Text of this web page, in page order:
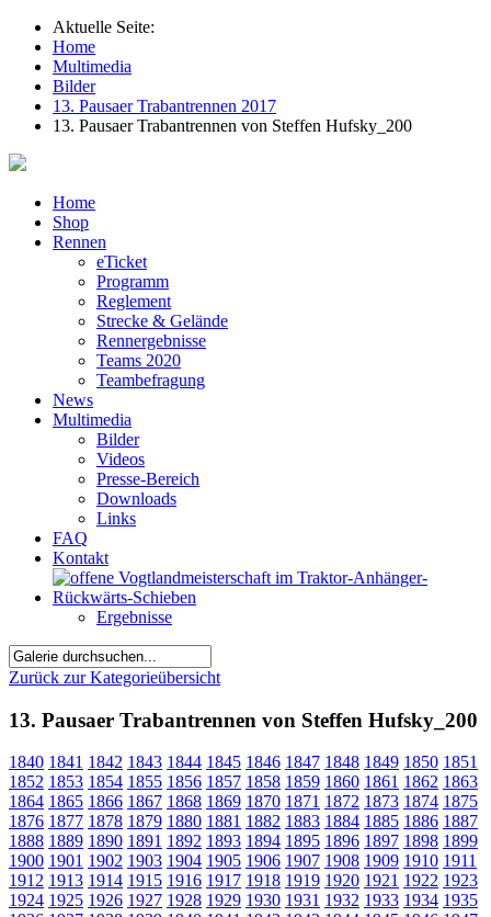
Aktuelle Seite:
Home
Multimedia
Bilder
13. Pausaer Trabantrennen 2017
13. Pausaer Trabantrennen von Steffen Hufsky_200
Home
Shop
Rennen
eTicket
Programm
Reglement
Strecke & Gelände
Rennergebnisse
Teams 2020
Teambefragung
News
Multimedia
Bilder
Videos
Presse-Bereich
Downloads
Links
FAQ
Kontakt
Ergebnisse
Zurück zur Kategorieübersicht
13. Pausaer Trabantrennen von Steffen Hufsky_200
1840 1841 1842 1843 1844 1845 1846 1847 1848 1849 1850 1851
1852 1853 1854 1855 1856 1857 1858 1859 1860 1861 1862 1863
1864 1865 1866 1867 1868 1869 1870 1871 1872 1873 1874 1875
1876 1877 1878 1879 1880 1881 1882 1883 1884 1885 1886 1887
1888 1889 1890 1891 1892 1893 1894 1895 1896 1897 1898 1899
1900 1901 1902 1903 1904 1905 1906 1907 1908 1909 1910 1911
1912 1913 1914 1915 1916 1917 1918 1919 1920 1921 1922 1923
1924 1925 1926 1927 1928 1929 1930 1931 1932 1933 1934 1935